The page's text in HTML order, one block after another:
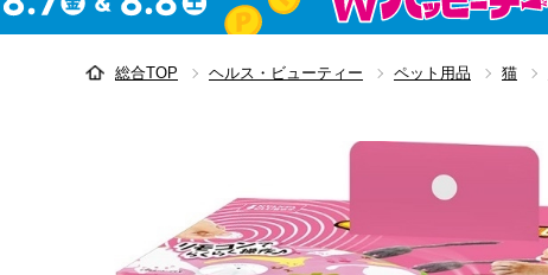
総合TOP ヘルス・ビューティー ペット用品 猫